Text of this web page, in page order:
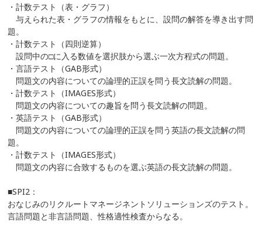
・計数テスト（表・グラフ）
与えられた表・グラフの情報をもとに、設問の解答を導き出す問
題。
・計数テスト（四則逆算）
設問中の□に入る数値を選択肢から選ぶ一次方程式の問題。
・言語テスト（GAB形式）
問題文の内容についての論理的正誤を問う長文読解の問題。
・計数テスト（IMAGES形式）
問題文の内容についての趣旨を問う長文読解の問題。
・英語テスト（GAB形式）
問題文の内容についての論理的正誤を問う英語の長文読解の問
題。
・計数テスト（IMAGES形式）
問題文の内容に合致するものを選ぶ英語の長文読解の問題。
■SPI2：
おなじみのリクルートマネージネントソリューションズのテスト。
言語問題と非言語問題、性格適性検査からなる。